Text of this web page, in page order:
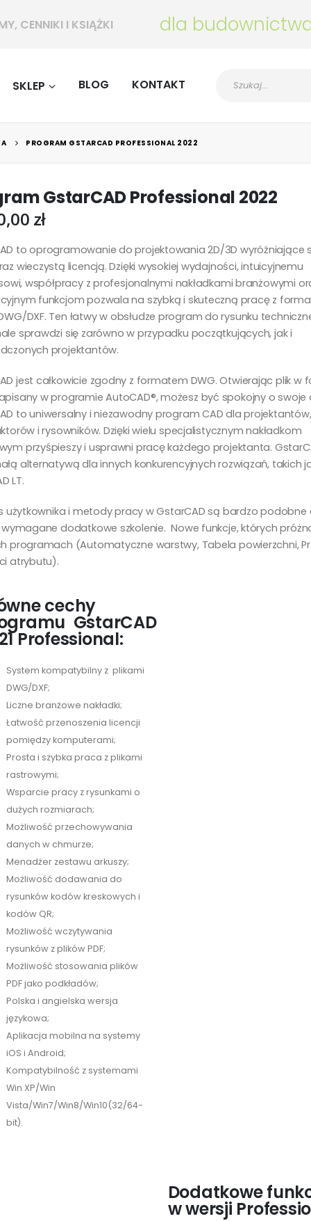
PROGRAMY, CENNIKI I KSIĄŻKI
SKLEP BLOG KONTAKT
PROGRAM GSTARCAD PROFESSIONAL 2022
GstarCAD Professional 2022
zł
to oprogramowanie do projektowania 2D/3D wyróżniające
wieczystą licencją. Dzięki wysokiej wydajności, intuicyjnemu
współpracy z profesjonalnymi nakładkami branżowymi
funkcjom pozwala na szybką i skuteczną pracę z
DXF. Ten łatwy w obsłudze program do rysunku
sprawdzi się zarówno w przypadku początkujących, jak i
projektantów.
jest całkowicie zgodny z formatem DWG. Otwierając plik w
w programie AutoCAD®, możesz być spokojny o swoje
to uniwersalny i niezawodny program CAD dla projektantów,
i rysowników. Dzięki wielu specjalistycznym nakładkom
przyśpieszy i usprawni pracę każdego projektanta.
alternatywą dla innych konkurencyjnych rozwiązań, takich
LT.
użytkownika i metody pracy w GstarCAD są bardzo podobne
dodatkowe szkolenie. Nowe funkcje, których
programach (Automatyczne warstwy, Tabela powierzchni,
atrybutu).
cechy
GstarCAD
Professional:
System kompatybilny z plikami
DWG/DXF;
Liczne branżowe nakładki;
Łatwość przenoszenia licencji
pomiędzy komputerami;
Prosta i szybka praca z plikami
rastrowymi;
Wsparcie pracy z rysunkami o
dużych rozmiarach;
Możliwość przechowywania
danych w chmurze;
Menadżer zestawu arkuszy;
Możliwość dodawania do
rysunków kodów kreskowych i
kodów QR;
Możliwość wczytywania
rysunków z plików PDF;
Możliwość stosowania plików
PDF jako podkładów;
Polska i angielska wersja
językowa;
Aplikacja mobilna na systemy
iOS i Android;
Kompatybilność z systemami
Win XP/Win
Vista/Win7/Win8/Win10(32/64-
bit).
Dodatkowe
w wersji